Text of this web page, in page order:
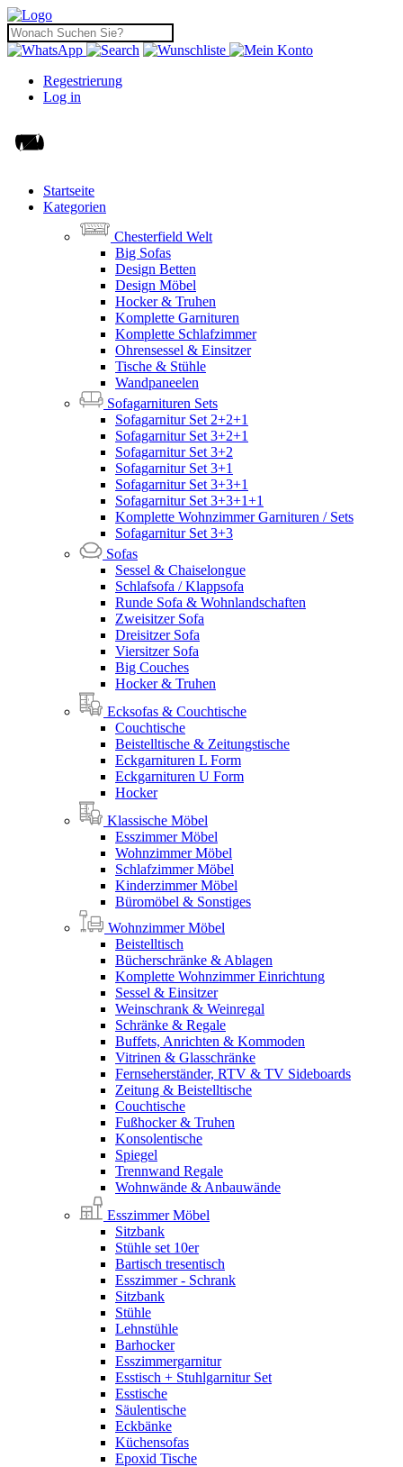
Regestrierung
Log in
Startseite
Kategorien
Chesterfield Welt
Big Sofas
Design Betten
Design Möbel
Hocker & Truhen
Komplette Garnituren
Komplette Schlafzimmer
Ohrensessel & Einsitzer
Tische & Stühle
Wandpaneelen
Sofagarnituren Sets
Sofagarnitur Set 2+2+1
Sofagarnitur Set 3+2+1
Sofagarnitur Set 3+2
Sofagarnitur Set 3+1
Sofagarnitur Set 3+3+1
Sofagarnitur Set 3+3+1+1
Komplette Wohnzimmer Garnituren / Sets
Sofagarnitur Set 3+3
Sofas
Sessel & Chaiselongue
Schlafsofa / Klappsofa
Runde Sofa & Wohnlandschaften
Zweisitzer Sofa
Dreisitzer Sofa
Viersitzer Sofa
Big Couches
Hocker & Truhen
Ecksofas & Couchtische
Couchtische
Beistelltische & Zeitungstische
Eckgarnituren L Form
Eckgarnituren U Form
Hocker
Klassische Möbel
Esszimmer Möbel
Wohnzimmer Möbel
Schlafzimmer Möbel
Kinderzimmer Möbel
Büromöbel & Sonstiges
Wohnzimmer Möbel
Beistelltisch
Bücherschränke & Ablagen
Komplette Wohnzimmer Einrichtung
Sessel & Einsitzer
Weinschrank & Weinregal
Schränke & Regale
Buffets, Anrichten & Kommoden
Vitrinen & Glasschränke
Fernseherständer, RTV & TV Sideboards
Zeitung & Beistelltische
Couchtische
Fußhocker & Truhen
Konsolentische
Spiegel
Trennwand Regale
Wohnwände & Anbauwände
Esszimmer Möbel
Sitzbank
Stühle set 10er
Bartisch tresentisch
Esszimmer - Schrank
Sitzbank
Stühle
Lehnstühle
Barhocker
Esszimmergarnitur
Esstisch + Stuhlgarnitur Set
Esstische
Säulentische
Eckbänke
Küchensofas
Epoxid Tische